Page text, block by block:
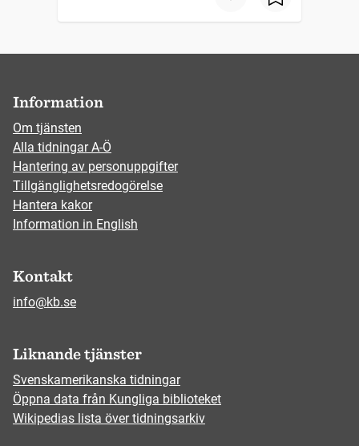
Information
Om tjänsten
Alla tidningar A-Ö
Hantering av personuppgifter
Tillgänglighetsredogörelse
Hantera kakor
Information in English
Kontakt
info@kb.se
Liknande tjänster
Svenskamerikanska tidningar
Öppna data från Kungliga biblioteket
Wikipedias lista över tidningsarkiv